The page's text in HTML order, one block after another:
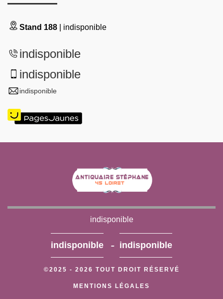
Stand 188 | indisponible
indisponible
indisponible
indisponible
indisponible
indisponible - indisponible
©2025 - 2026 TOUT DROIT RÉSERVÉ
MENTIONS LÉGALES